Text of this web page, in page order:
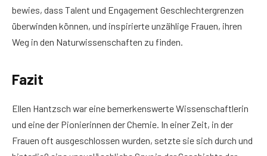
bewies, dass Talent und Engagement Geschlechtergrenzen
überwinden können, und inspirierte unzählige Frauen, ihren
Weg in den Naturwissenschaften zu finden.
Fazit
Ellen Hantzsch war eine bemerkenswerte Wissenschaftlerin
und eine der Pionierinnen der Chemie. In einer Zeit, in der
Frauen oft ausgeschlossen wurden, setzte sie sich durch und